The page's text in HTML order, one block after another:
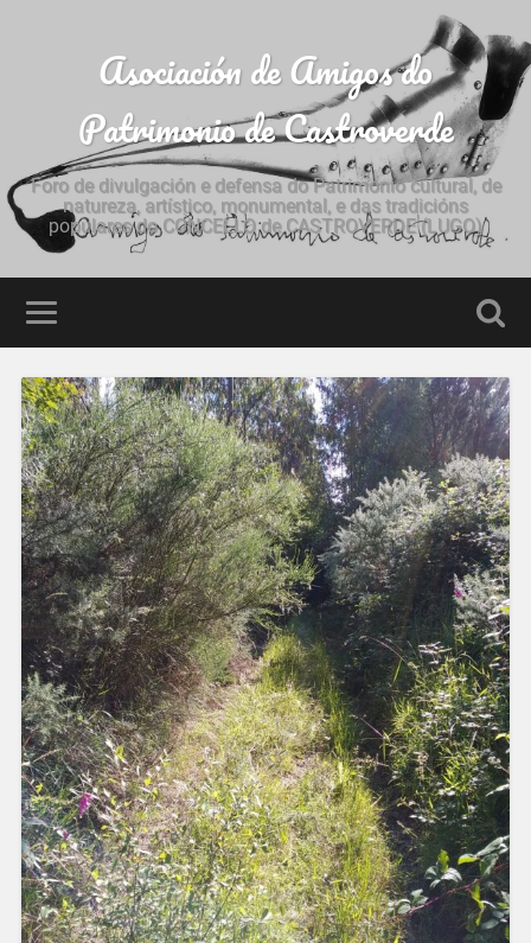
Asociación de Amigos do
Patrimonio de Castroverde
Foro de divulgación e defensa do Patrimonio cultural, de
natureza, artístico, monumental, e das tradicións
populares do CONCELLO de CASTROVERDE (LUGO)